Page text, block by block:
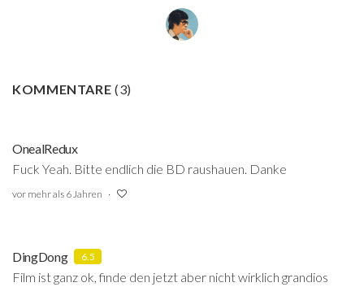
KOMMENTARE(3)
OnealRedux
Fuck Yeah. Bitte endlich die BD raushauen. Danke
vor mehr als 6 Jahren
DingDong 6.5
Film ist ganz ok, finde den jetzt aber nicht wirklich grandios